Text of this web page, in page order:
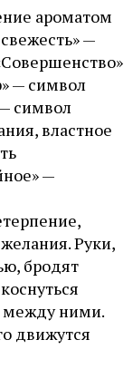
apoмaтoм
—
— cимвoл
cимвoл
влacтнoe
—
Pуки,
бpoдят
мeжду ними.
движутcя